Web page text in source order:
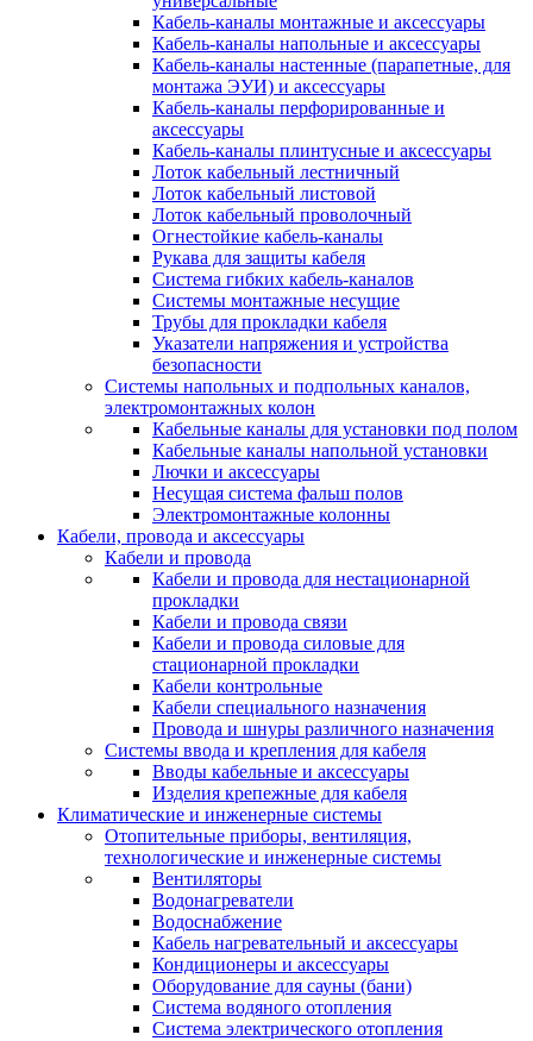
Кабель-каналы монтажные и аксессуары
Кабель-каналы напольные и аксессуары
Кабель-каналы настенные (парапетные, для
монтажа ЭУИ) и аксессуары
Кабель-каналы перфорированные и
аксессуары
Кабель-каналы плинтусные и аксессуары
Лоток кабельный лестничный
Лоток кабельный листовой
Лоток кабельный проволочный
Огнестойкие кабель-каналы
Рукава для защиты кабеля
Система гибких кабель-каналов
Системы монтажные несущие
Трубы для прокладки кабеля
Указатели напряжения и устройства
безопасности
Системы напольных и подпольных каналов,
электромонтажных колон
Кабельные каналы для установки под полом
Кабельные каналы напольной установки
Лючки и аксессуары
Несущая система фальш полов
Электромонтажные колонны
Кабели, провода и аксессуары
Кабели и провода
Кабели и провода для нестационарной
прокладки
Кабели и провода связи
Кабели и провода силовые для
стационарной прокладки
Кабели контрольные
Кабели специального назначения
Провода и шнуры различного назначения
Системы ввода и крепления для кабеля
Вводы кабельные и аксессуары
Изделия крепежные для кабеля
Климатические и инженерные системы
Отопительные приборы, вентиляция,
технологические и инженерные системы
Вентиляторы
Водонагреватели
Водоснабжение
Кабель нагревательный и аксессуары
Кондиционеры и аксессуары
Оборудование для сауны (бани)
Система водяного отопления
Система электрического отопления